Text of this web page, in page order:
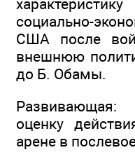
социально-
США после
внешнюю
до Б. Обамы.
оценку
арене в